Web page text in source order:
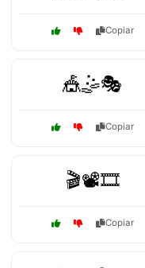
Copiar
🎪🤹🎭
Copiar
🎬📽️🎞️
Copiar